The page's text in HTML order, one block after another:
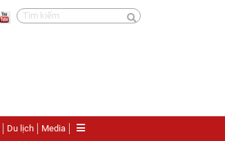
Du lịch Media